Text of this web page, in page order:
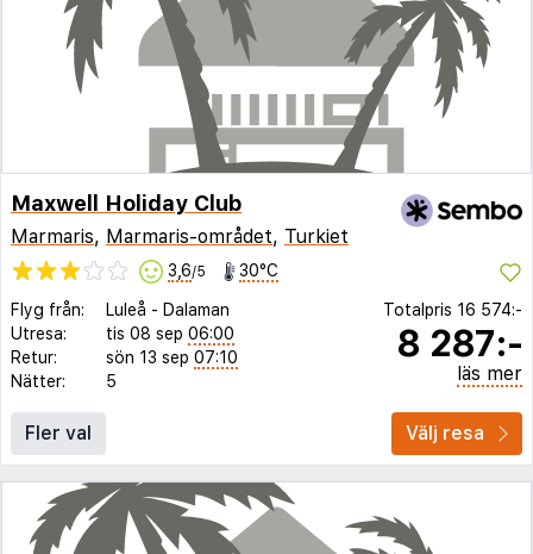
Maxwell Holiday Club
Marmaris, Marmaris-området, Turkiet
3,6/5 30°C
Flyg från: Luleå - Dalaman
Utresa:
tis 08 sep 06:00
Retur:
sön 13 sep 07:10
Nätter:
5
Totalpris 16 574:-
8 287:-
läs mer
Fler val Välj resa